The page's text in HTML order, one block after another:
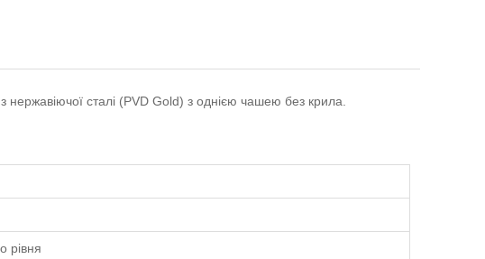
сталі (PVD Gold) з однією чашею без крила.
рівня